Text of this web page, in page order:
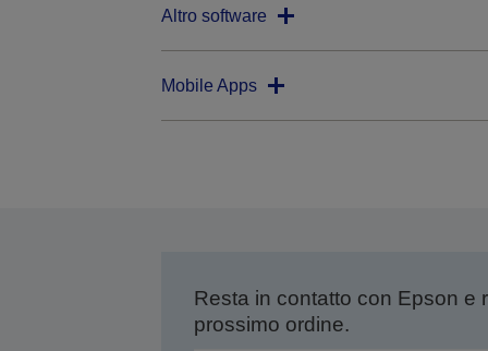
Altro software
Mobile Apps
Resta in contatto con Epson e
prossimo ordine.